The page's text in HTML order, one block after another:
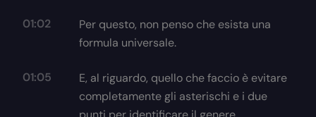
01:02
Per questo, non penso che esista una
formula universale.
01:05
E, al riguardo, quello che faccio è evitare
completamente gli asterischi e i due